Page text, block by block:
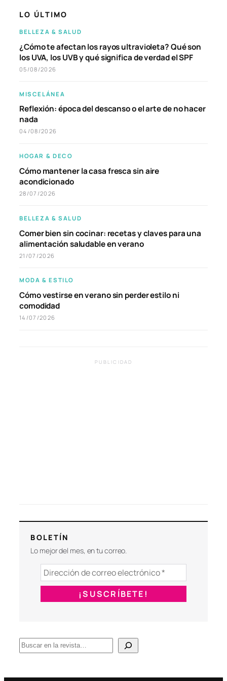
LO ÚLTIMO
BELLEZA & SALUD
¿Cómo te afectan los rayos ultravioleta? Qué son
los UVA, los UVB y qué significa de verdad el SPF
05/08/2026
MISCELÁNEA
Reflexión: época del descanso o el arte de no hacer
nada
04/08/2026
HOGAR & DECO
Cómo mantener la casa fresca sin aire
acondicionado
28/07/2026
BELLEZA & SALUD
Comer bien sin cocinar: recetas y claves para una
alimentación saludable en verano
21/07/2026
MODA & ESTILO
Cómo vestirse en verano sin perder estilo ni
comodidad
14/07/2026
PUBLICIDAD
BOLETÍN
Lo mejor del mes, en tu correo.
B
u